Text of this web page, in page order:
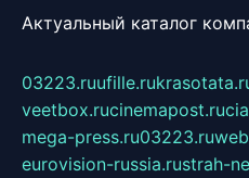
Актуальный каталог
03223.ruufille.ru
veetbox.rucinemapost.ru
mega-press.ru03223.ru
eurovision-russia.rustrah-